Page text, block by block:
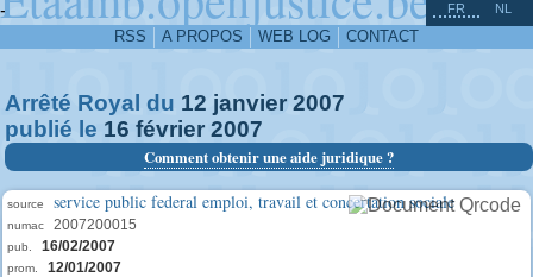
-
RSS A PROPOS WEB LOG CONTACT
FR NL
Arrêté Royal du 12 janvier 2007
publié le 16 février 2007
Comment obtenir une aide juridique ?
source service public federal emploi, travail et concertation sociale
numac 2007200015
pub. 16/02/2007
prom. 12/01/2007
^